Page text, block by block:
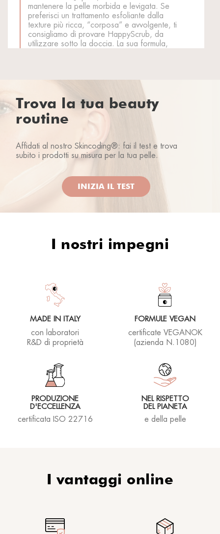
mantenere la pelle morbida e levigata. Se
preferisci un trattamento esfoliante dalla
texture più ricca, “corposa” e avvolgente, ti
consigliamo di provare HappyScrub, da
utilizzare sotto la doccia. La sua formula,
Siamo certi che lo amerai, facci sapere!
Veramente ottimi
Trova la tua beauty
routine
Affidati al nostro Skincoding®: fai il test e trova
subito i prodotti su misura per la tua pelle.
INIZIA IL TEST
I nostri impegni
MADE IN ITALY
con laboratori
R&D di proprietà
FORMULE VEGAN
certificate VEGANOK
(azienda N.1080)
PRODUZIONE
D'ECCELLENZA
certificata ISO 22716
NEL RISPETTO
DEL PIANETA
e della pelle
I vantaggi online